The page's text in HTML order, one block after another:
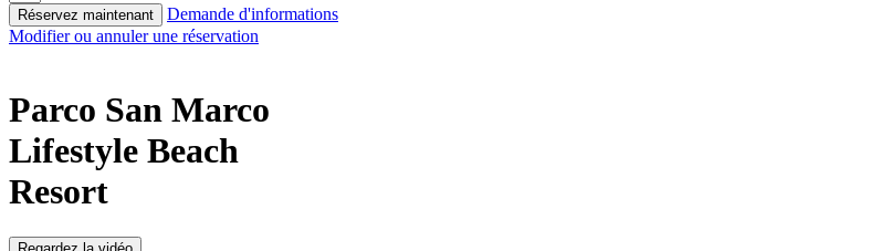
Réservez maintenant
Demande d'informations
Modifier ou annuler une réservation
Parco San Marco
Lifestyle Beach
Resort